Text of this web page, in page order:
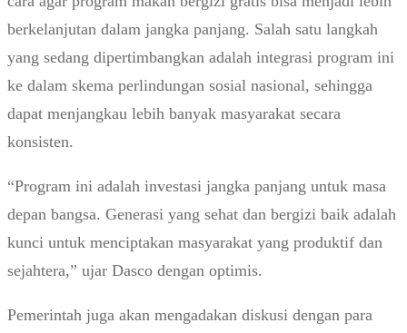
berkelanjutan dalam jangka panjang. Salah satu langkah
yang sedang dipertimbangkan adalah integrasi program ini
ke dalam skema perlindungan sosial nasional, sehingga
dapat menjangkau lebih banyak masyarakat secara
konsisten.
“Program ini adalah investasi jangka panjang untuk masa
depan bangsa. Generasi yang sehat dan bergizi baik adalah
kunci untuk menciptakan masyarakat yang produktif dan
sejahtera,” ujar Dasco dengan optimis.
Pemerintah juga akan mengadakan diskusi dengan para